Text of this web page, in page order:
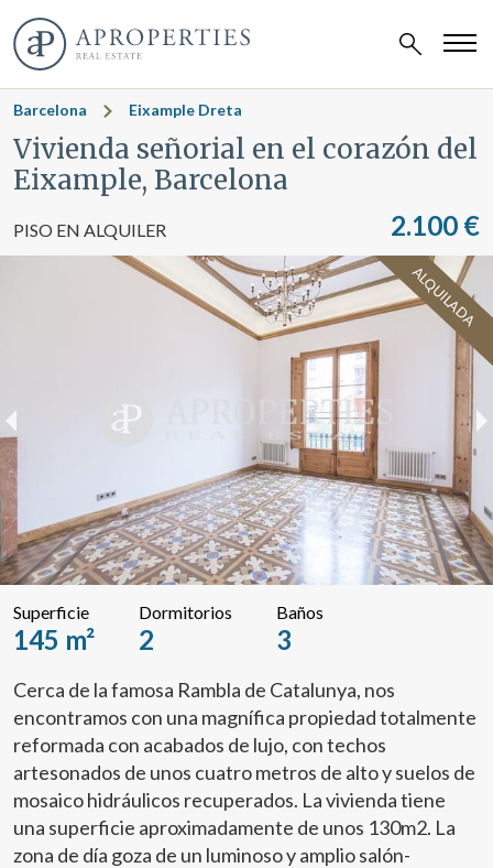
Barcelona Eixample Dreta
Vivienda señorial en el corazón del
Eixample, Barcelona
PISO EN ALQUILER 2.100 €
ALQUILADA
Superficie
145 m²
Dormitorios
2
Baños
3
Cerca de la famosa Rambla de Catalunya, nos
encontramos con una magnífica propiedad totalmente
reformada con acabados de lujo, con techos
artesonados de unos cuatro metros de alto y suelos de
mosaico hidráulicos recuperados. La vivienda tiene
una superficie aproximadamente de unos 130m2. La
zona de día goza de un luminoso y amplio salón-